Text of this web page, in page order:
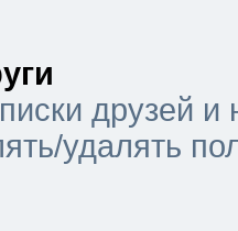
друзей и
удалять